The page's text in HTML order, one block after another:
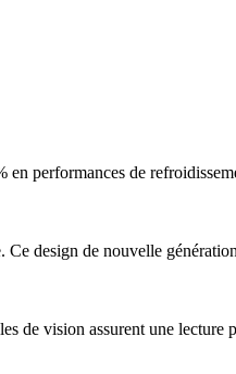
performances de
design de nouvelle
de vision assurent une lecture